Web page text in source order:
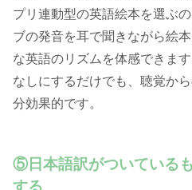
プリ連動型の英語絵本を選ぶ
ブの発音を耳で聞きながら絵
な英語のリズムを体感できま
なしにするだけでも、聴覚か
分効果的です。
⑤日本語訳がついている
する